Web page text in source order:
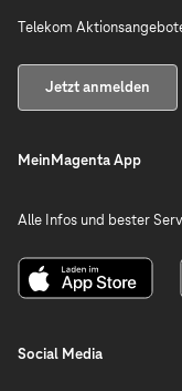
Telekom
Jetzt anmelden
MeinMagenta App
Alle Infos und bester
Social Media